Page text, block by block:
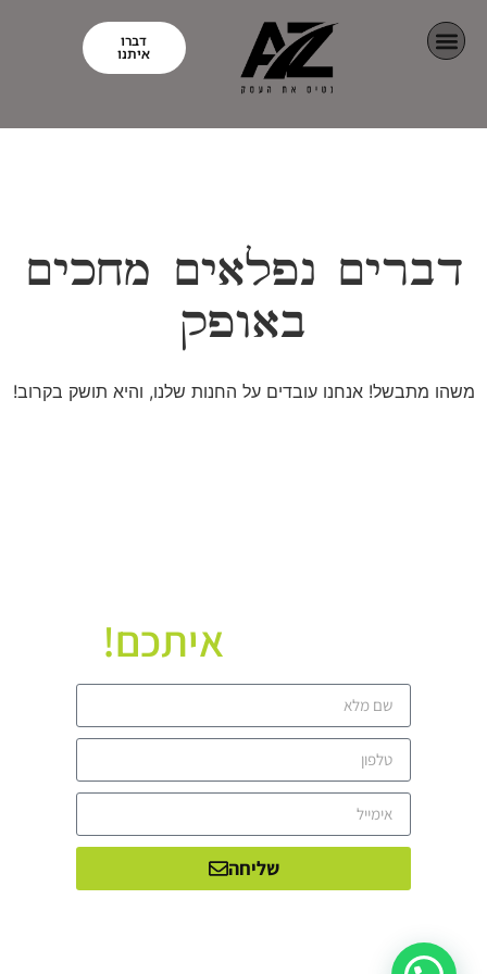
דברו
איתנו
דברים נפלאים מחכים
באופק
משהו מתבשל! אנחנו עובדים על החנות שלנו, והיא תושק בקרוב!
איתכם!
שליחה